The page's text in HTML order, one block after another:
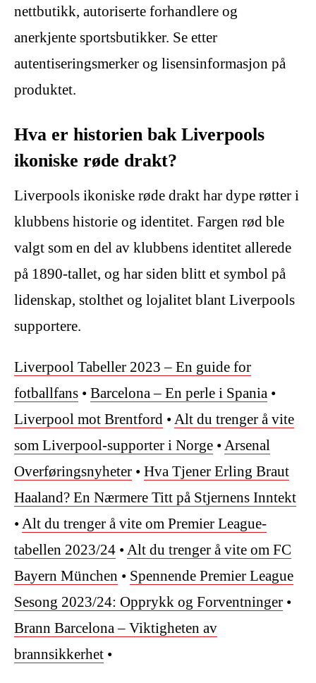
nettbutikk, autoriserte forhandlere og
anerkjente sportsbutikker. Se etter
autentiseringsmerker og lisensinformasjon på
produktet.
Hva er historien bak Liverpools
ikoniske røde drakt?
Liverpools ikoniske røde drakt har dype røtter i
klubbens historie og identitet. Fargen rød ble
valgt som en del av klubbens identitet allerede
på 1890-tallet, og har siden blitt et symbol på
lidenskap, stolthet og lojalitet blant Liverpools
supportere.
Liverpool Tabeller 2023 – En guide for
fotballfans • Barcelona – En perle i Spania •
Liverpool mot Brentford • Alt du trenger å vite
som Liverpool-supporter i Norge • Arsenal
Overføringsnyheter • Hva Tjener Erling Braut
Haaland? En Nærmere Titt på Stjernens Inntekt
• Alt du trenger å vite om Premier League-
tabellen 2023/24 • Alt du trenger å vite om FC
Bayern München • Spennende Premier League
Sesong 2023/24: Opprykk og Forventninger •
Brann Barcelona – Viktigheten av
brannsikkerhet •